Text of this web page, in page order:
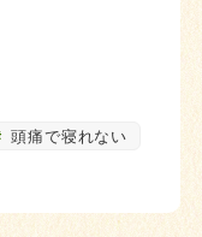
頭痛で寝れない